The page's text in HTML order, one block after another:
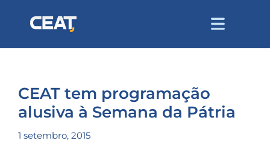
CEAT tem programação
alusiva à Semana da Pátria
1 setembro, 2015